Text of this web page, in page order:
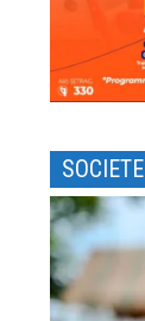
SOCIETE